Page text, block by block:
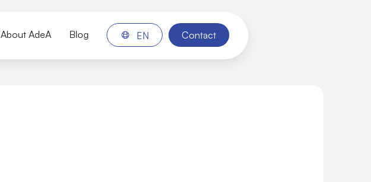
About AdeA Blog EN Contact